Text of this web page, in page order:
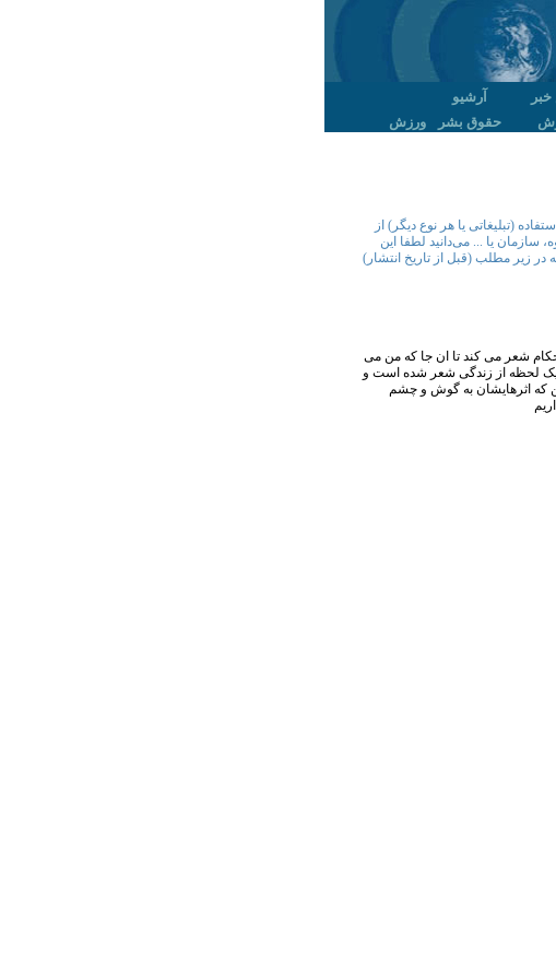
آرشیو
حقوق بشر ورزش
(تبلیغاتی یا هر نوع دیگر) از
سازمان یا ... می‌دانید لطفا این
در زیر مطلب (قبل از تاریخ انتشار)
شعر می کند تا ان جا که من می
لحظه از زندگی شعر شده است و
که اثرهایشان به گوش و چشم